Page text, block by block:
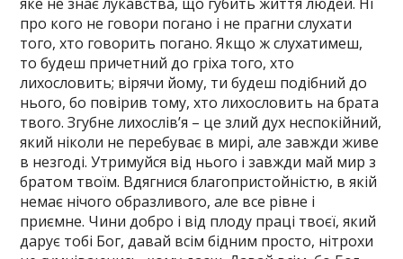
про кого не говори погано і не прагни слухати
того, хто говорить погано. Якщо ж слухатимеш,
то будеш причетний до гріха того, хто
лихословить; вірячи йому, ти будеш подібний до
нього, бо повірив тому, хто лихословить на брата
твого. Згубне лихослів’я – це злий дух неспокійний,
який ніколи не перебуває в мирі, але завжди живе
в незгоді. Утримуйся від нього і завжди май мир з
братом твоїм. Вдягнися благопристойністю, в якій
немає нічого образливого, але все рівне і
приємне. Чини добро і від плоду праці твоєї, який
дарує тобі Бог, давай всім бідним просто, нітрохи